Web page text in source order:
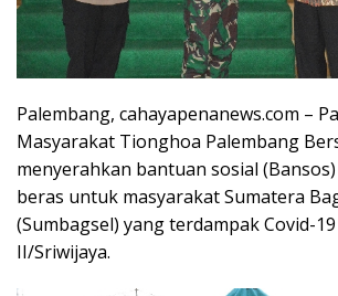
Palembang, cahayapenanews.com –
Masyarakat Tionghoa Palembang
menyerahkan bantuan sosial
beras untuk masyarakat Sumatera
(Sumbagsel) yang terdampak Covid-
II/Sriwijaya.